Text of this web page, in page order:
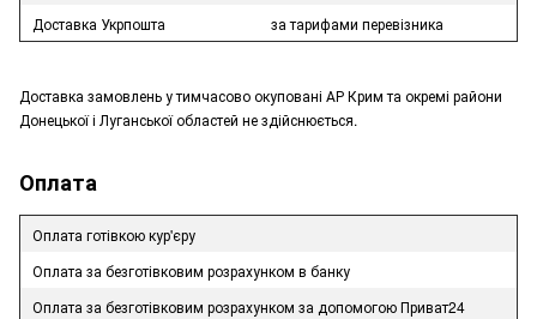
Доставка Укрпошта
за тарифами перевізника
Доставка замовлень у тимчасово окуповані АР Крим та окремі райони
Донецької і Луганської областей не здійснюється.
Оплата
Оплата готівкою кур'єру
Оплата за безготівковим розрахунком в банку
Оплата за безготівковим розрахунком за допомогою Приват24